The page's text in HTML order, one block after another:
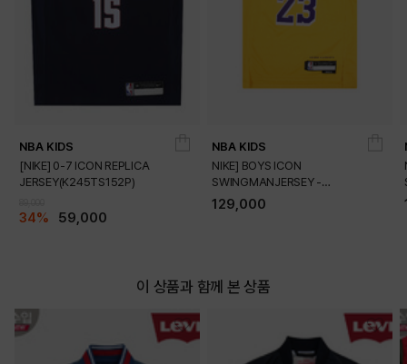
NBA KIDS
[NIKE] 0-7 ICON REPLICA
JERSEY(K245TS152P)
34% 59,000
NBA KIDS
NIKE] BOYS ICON
SWINGMANJERSEY -
PLAYER(K245TS054P)
129,000
이 상품과 함께 본 상품